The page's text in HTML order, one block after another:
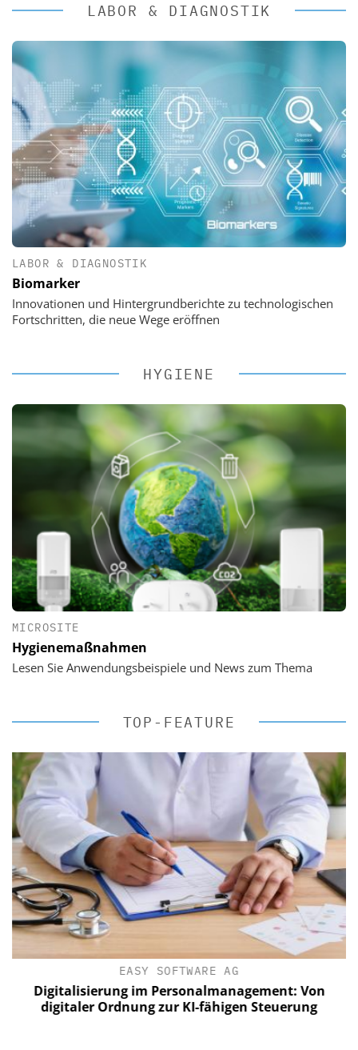
LABOR & DIAGNOSTIK
LABOR & DIAGNOSTIK
Biomarker
Innovationen und Hintergrundberichte zu technologischen
Fortschritten, die neue Wege eröffnen
HYGIENE
MICROSITE
Hygienemaßnahmen
Lesen Sie Anwendungsbeispiele und News zum Thema
TOP-FEATURE
EASY SOFTWARE AG
Digitalisierung im Personalmanagement: Von
digitaler Ordnung zur KI-fähigen Steuerung